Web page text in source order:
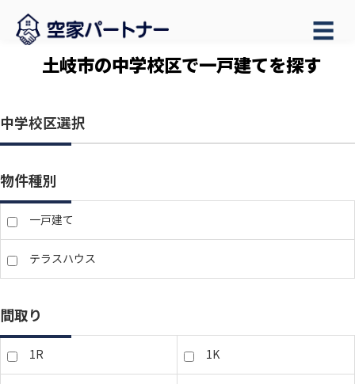
☰
土岐市の中学校区で一戸建てを探す
中学校区選択
物件種別
一戸建て
テラスハウス
間取り
1R 1K